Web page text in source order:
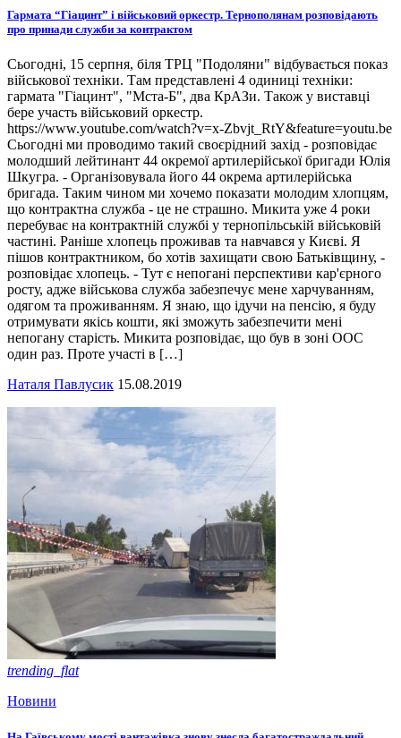
Гармата “Гіацинт” і військовий оркестр. Тернополянам розповідають
про принади служби за контрактом
Сьогодні, 15 серпня, біля ТРЦ "Подоляни" відбувається показ
військової техніки. Там представлені 4 одиниці техніки:
гармата "Гіацинт", "Мста-Б", два КрАЗи. Також у виставці
бере участь військовий оркестр.
https://www.youtube.com/watch?v=x-Zbvjt_RtY&feature=youtu.be
Сьогодні ми проводимо такий своєрідний захід - розповідає
молодший лейтинант 44 окремої артилерійської бригади Юлія
Шкугра. - Організовувала його 44 окрема артилерійська
бригада. Таким чином ми хочемо показати молодим хлопцям,
що контрактна служба - це не страшно. Микита уже 4 роки
перебуває на контрактній службі у тернопільській військовій
частині. Раніше хлопець проживав та навчався у Києві. Я
пішов контрактником, бо хотів захищати свою Батьківщину, -
розповідає хлопець. - Тут є непогані перспективи кар'єрного
росту, адже військова служба забезпечує мене харчуванням,
одягом та проживанням. Я знаю, що ідучи на пенсію, я буду
отримувати якісь кошти, які зможуть забезпечити мені
непогану старість. Микита розповідає, що був в зоні ООС
один раз. Проте участі в […]
Наталя Павлусик 15.08.2019
trending_flat
Новини